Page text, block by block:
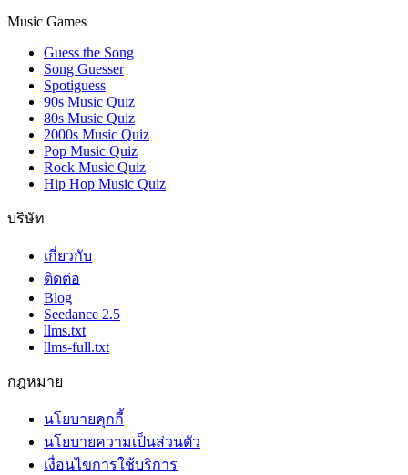
Music Games
Guess the Song
Song Guesser
Spotiguess
90s Music Quiz
80s Music Quiz
2000s Music Quiz
Pop Music Quiz
Rock Music Quiz
Hip Hop Music Quiz
บริษัท
เกี่ยวกับ
ติดต่อ
Blog
Seedance 2.5
llms.txt
llms-full.txt
กฎหมาย
นโยบายคุกกี้
นโยบายความเป็นส่วนตัว
เงื่อนไขการใช้บริการ